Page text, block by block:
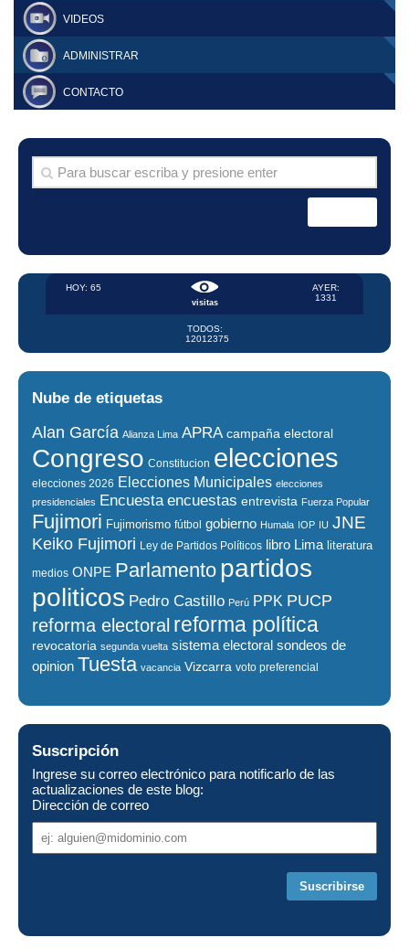
VIDEOS
ADMINISTRAR
CONTACTO
visitas
HOY: 65
AYER:
1331
TODOS:
12012375
Nube de etiquetas
Alan García Alianza Lima APRA campaña electoral
Congreso Constitucion elecciones
elecciones 2026 Elecciones Municipales elecciones
presidenciales
Encuesta encuestas entrevista Fuerza Popular
Fujimori Fujimorismo fútbol gobierno Humala IOP IU JNE
Keiko Fujimori Ley de Partidos Políticos libro Lima literatura
medios ONPE Parlamento partidos
politicos Pedro Castillo Perú PPK PUCP
reforma electoral reforma política
revocatoria segunda vuelta sistema electoral sondeos de
opinion Tuesta vacancia Vizcarra voto preferencial
Suscripción
Ingrese su correo electrónico para notificarlo de las
actualizaciones de este blog:
Dirección de correo
de